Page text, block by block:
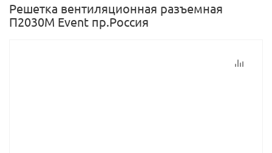
Решетка вентиляционная разъемная
П2030М Event пр.Россия